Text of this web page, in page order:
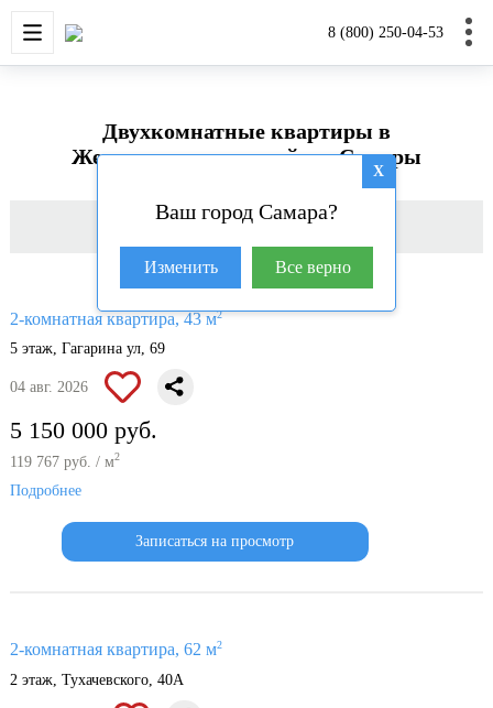
8 (800) 250-04-53
НОВОСТРОЙКИ ДОМА И
X
Ваш город Самара?
Изменить Все верно
Двухкомнатные квартиры в
Железнодорожном районе Самары
Фильтр
2-комнатная квартира, 43 м2
5 этаж, Гагарина ул, 69
04 авг. 2026
5 150 000 руб.
119 767 руб. / м2
Подробнее
Записаться на просмотр
2-комнатная квартира, 62 м2
2 этаж, Тухачевского, 40А